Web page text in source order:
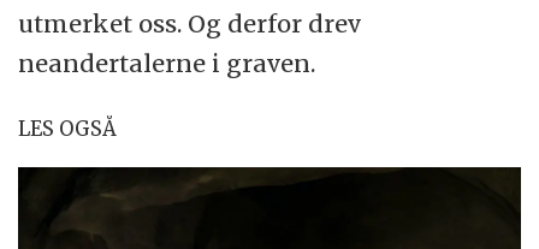
utmerket oss. Og derfor drev
neandertalerne i graven.
LES OGSÅ